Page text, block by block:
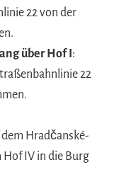
22 von der
über Hof I:
22
dem Hradčanské-
Hof IV in die Burg